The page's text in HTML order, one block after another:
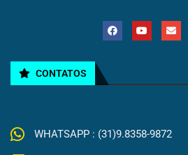
CONTATOS
WHATSAPP : (31)9.8358-9872